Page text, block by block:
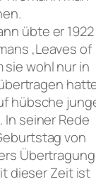
übte er 1922
‚Leaves of
sie wohl nur in
hübsche
seiner Rede
von
Übertragung
dieser Zeit ist